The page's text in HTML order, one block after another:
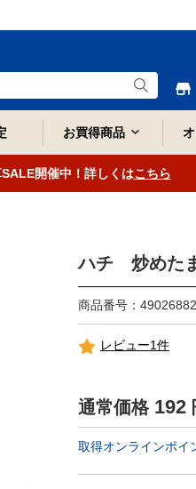
お買得商品
開催中！詳しくはこちら
ハチ 炒めた
商品番号：
レビュー1件
通常価格 192
取得オンラインポイ